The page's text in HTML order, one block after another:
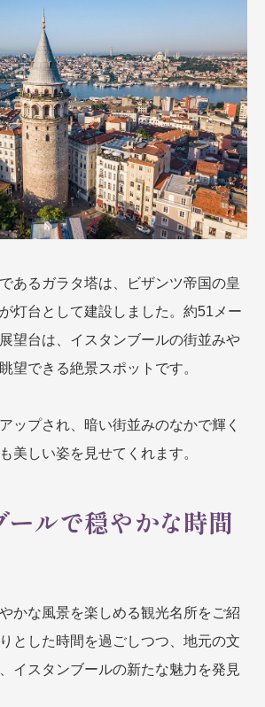
あるガラタ塔は、ビザンツ帝国の皇
灯台として建設しました。約51メー
望台は、イスタンブールの街並みや
望できる絶景スポットです。
ップされ、暗い街並みのなかで輝く
美しい姿を見せてくれます。
ールで穏やかな時間
かな風景を楽しめる観光名所をご紹
とした時間を過ごしつつ、地元の文
イスタンブールの新たな魅力を発見